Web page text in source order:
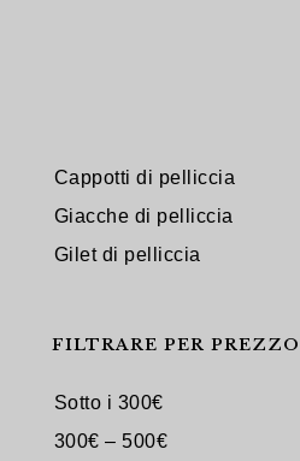
Cappotti di pelliccia
Giacche di pelliccia
Gilet di pelliccia
FILTRARE PER PREZZO
Sotto i 300€
300€ – 500€